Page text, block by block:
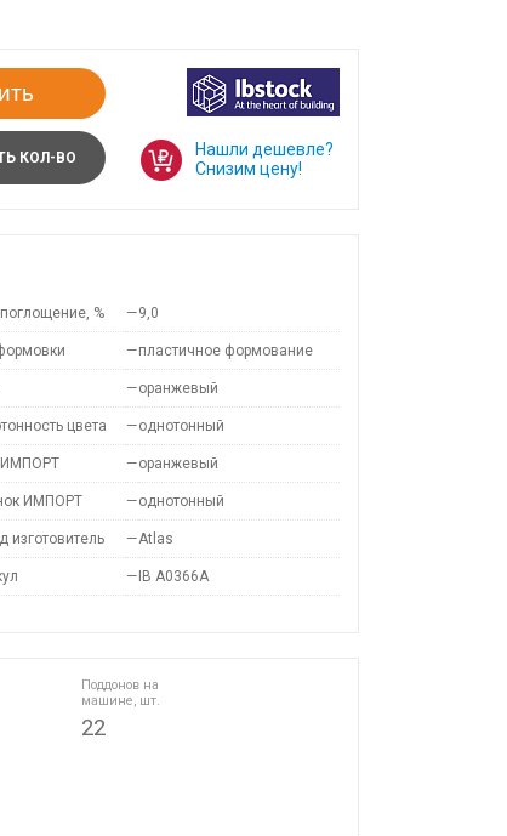
КОЛ-ВО
Нашли дешевле?
Снизим цену!
% —9,0
—пластичное формование
—оранжевый
цвета —однотонный
ИМПОРТ —оранжевый
ИМПОРТ —однотонный
изготовитель —Atlas
— IB A0366A
Поддонов на
машине, шт.
22